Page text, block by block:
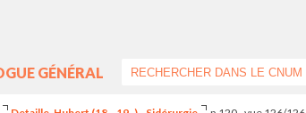
GÉNÉRAL